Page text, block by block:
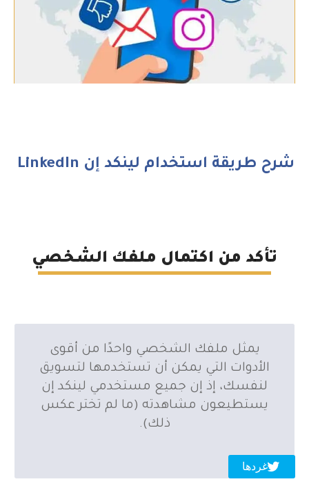
شرح طريقة استخدام لينكد إن LinkedIn
تأكد من اكتمال ملفك الشخصي
يمثل ملفك الشخصي واحدًا من أقوى
الأدوات التي يمكن أن تستخدمها لتسويق
لنفسك، إذ إن جميع مستخدمي لينكد إن
يستطيعون مشاهدته (ما لم تختر عكس
ذلك).
غردها